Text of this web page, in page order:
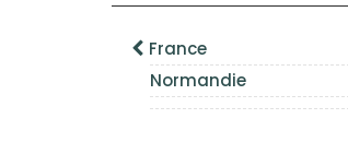
France
Normandie